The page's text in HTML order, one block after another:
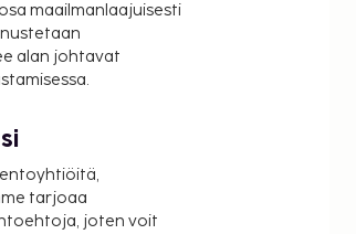
maailmanlaajuisesti
alan johtavat
tarjoaa
joten voit